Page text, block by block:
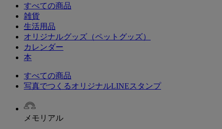
すべての商品
雑貨
生活用品
オリジナルグッズ（ペットグッズ）
カレンダー
本
すべての商品
写真でつくるオリジナルLINEスタンプ
メモリアル